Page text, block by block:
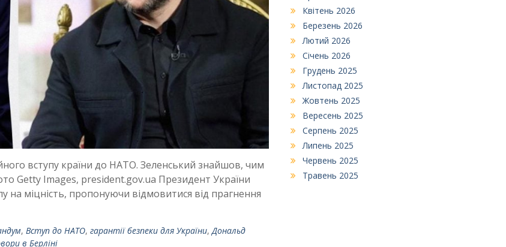
вступу країни до НАТО. Зеленський знайшов, чим
Getty Images, president.gov.ua Президент України
міцність, пропонуючи відмовитися від прагнення
, Вступ до НАТО, гарантії безпеки для України,Дональд
в Берліні
Квітень 2026
Березень 2026
Лютий 2026
Січень 2026
Грудень 2025
Листопад 2025
Жовтень 2025
Вересень 2025
Серпень 2025
Липень 2025
Червень 2025
Травень 2025